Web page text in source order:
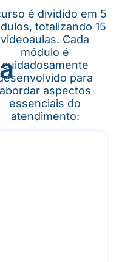
é dividido em 5
totalizando 15
videoaulas. Cada
módulo é
cuidadosamente
para
abordar aspectos
essenciais do
atendimento: